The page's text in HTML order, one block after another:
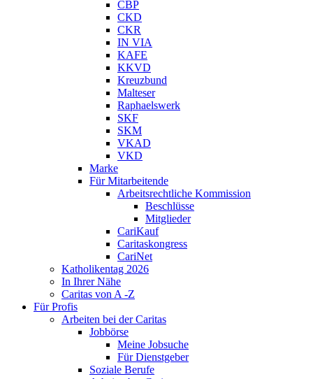
CBP
CKD
CKR
IN VIA
KAFE
KKVD
Kreuzbund
Malteser
Raphaelswerk
SKF
SKM
VKAD
VKD
Marke
Für Mitarbeitende
Arbeitsrechtliche Kommission
Beschlüsse
Mitglieder
CariKauf
Caritaskongress
CariNet
Katholikentag 2026
In Ihrer Nähe
Caritas von A -Z
Für Profis
Arbeiten bei der Caritas
Jobbörse
Meine Jobsuche
Für Dienstgeber
Soziale Berufe